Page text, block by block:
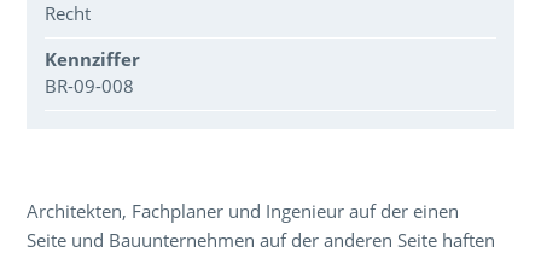
Recht
Kennziffer
BR-09-008
Architekten, Fachplaner und Ingenieur auf der einen
Seite und Bauunternehmen auf der anderen Seite haften